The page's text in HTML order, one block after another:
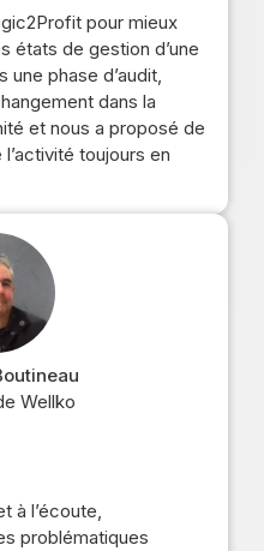
pour mieux
états de gestion d’une
une phase d’audit,
dans la
et nous a proposé de
toujours en
Wellko
à l’écoute,
problématiques